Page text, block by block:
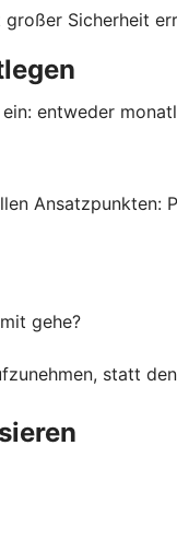
Sicherheit
entweder
Ansatzpunkten:
gehe?
statt